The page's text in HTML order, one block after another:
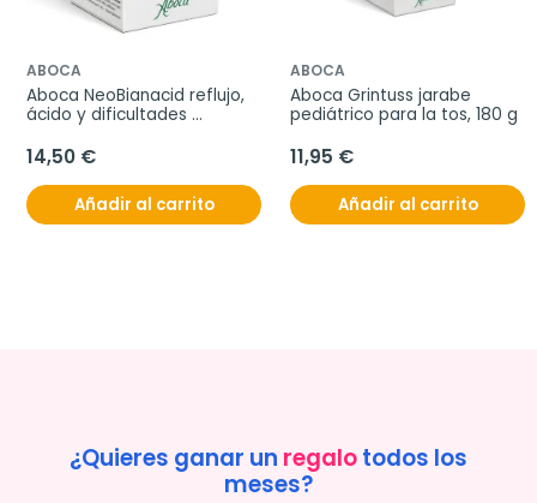
ABOCA
Aboca NeoBianacid reflujo,
ácido y dificultades
14,50 €
Añadir al carrito
ABOCA
Aboca Grintuss jarabe
pediátrico para la tos, 180 g
11,95 €
Añadir al carrito
¿Quieres ganar un regalotodos los
meses?